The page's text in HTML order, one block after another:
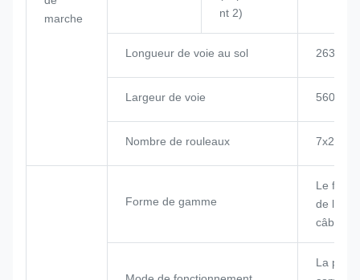
marche
nt 2)
Longueur de voie au sol 2635
Largeur de voie 560 mm
Nombre de rouleaux 7x2
Forme de gamme
Le
de
câbles
La